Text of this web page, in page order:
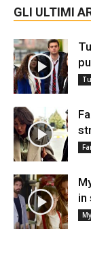
GLI ULTIMI
in